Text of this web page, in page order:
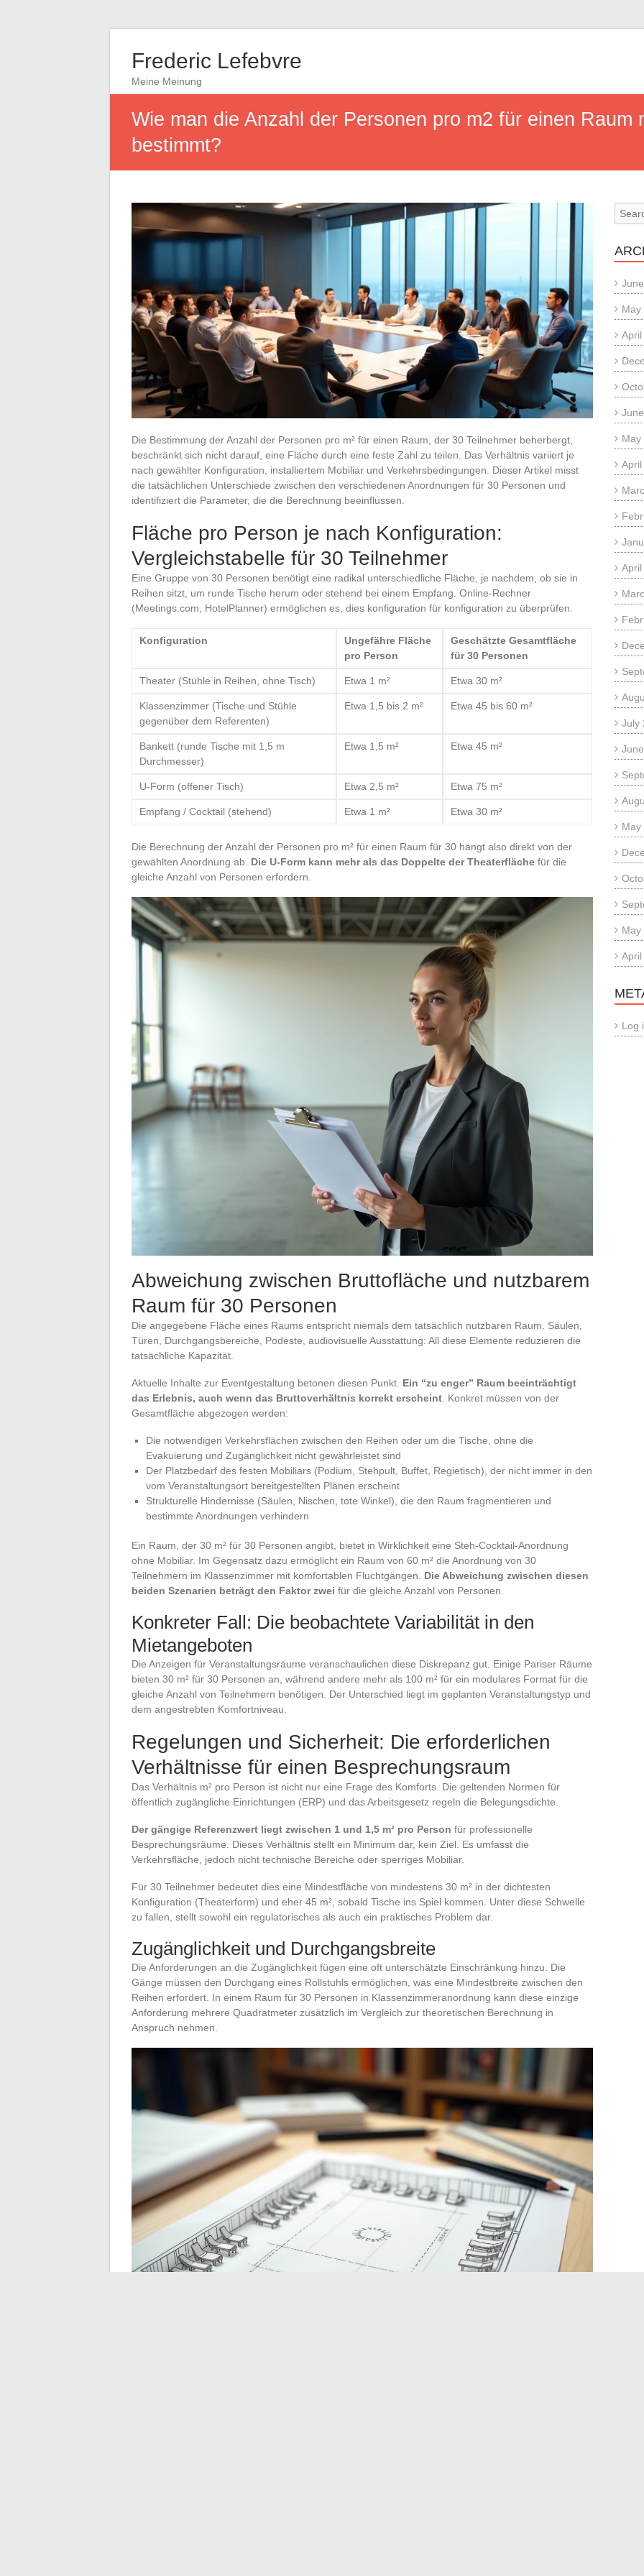
Frederic Lefebvre
Meine Meinung
Wie man die Anzahl der Personen pro m2 für einen Raum
bestimmt?
Die Bestimmung der Anzahl der Personen pro m² für einen Raum, der 30 Teilnehmer beherbergt,
beschränkt sich nicht darauf, eine Fläche durch eine feste Zahl zu teilen. Das Verhältnis variiert je
nach gewählter Konfiguration, installiertem Mobiliar und Verkehrsbedingungen. Dieser Artikel misst
die tatsächlichen Unterschiede zwischen den verschiedenen Anordnungen für 30 Personen und
identifiziert die Parameter, die die Berechnung beeinflussen.
Fläche pro Person je nach Konfiguration:
Vergleichstabelle für 30 Teilnehmer
Eine Gruppe von 30 Personen benötigt eine radikal unterschiedliche Fläche, je nachdem, ob sie in
Reihen sitzt, um runde Tische herum oder stehend bei einem Empfang. Online-Rechner
(Meetings.com, HotelPlanner) ermöglichen es, dies konfiguration für konfiguration zu überprüfen.
Konfiguration
Ungefähre Fläche
pro Person
Geschätzte Gesamtfläche
für 30 Personen
Theater (Stühle in Reihen, ohne Tisch) Etwa 1 m² Etwa 30 m²
Klassenzimmer (Tische und Stühle
gegenüber dem Referenten)
Etwa 1,5 bis 2 m² Etwa 45 bis 60 m²
Bankett (runde Tische mit 1,5 m
Durchmesser)
Etwa 1,5 m² Etwa 45 m²
U-Form (offener Tisch) Etwa 2,5 m² Etwa 75 m²
Empfang / Cocktail (stehend) Etwa 1 m² Etwa 30 m²
Die Berechnung der Anzahl der Personen pro m² für einen Raum für 30 hängt also direkt von der
gewählten Anordnung ab. Die U-Form kann mehr als das Doppelte der Theaterfläche für die
gleiche Anzahl von Personen erfordern.
Abweichung zwischen Bruttofläche und nutzbarem
Raum für 30 Personen
Die angegebene Fläche eines Raums entspricht niemals dem tatsächlich nutzbaren Raum. Säulen,
Türen, Durchgangsbereiche, Podeste, audiovisuelle Ausstattung: All diese Elemente reduzieren die
tatsächliche Kapazität.
Aktuelle Inhalte zur Eventgestaltung betonen diesen Punkt. Ein “zu enger” Raum beeinträchtigt
das Erlebnis, auch wenn das Bruttoverhältnis korrekt erscheint. Konkret müssen von der
Gesamtfläche abgezogen werden:
Die notwendigen Verkehrsflächen zwischen den Reihen oder um die Tische, ohne die
Evakuierung und Zugänglichkeit nicht gewährleistet sind
Der Platzbedarf des festen Mobiliars (Podium, Stehpult, Buffet, Regietisch), der nicht immer in den
vom Veranstaltungsort bereitgestellten Plänen erscheint
Strukturelle Hindernisse (Säulen, Nischen, tote Winkel), die den Raum fragmentieren und
bestimmte Anordnungen verhindern
Ein Raum, der 30 m² für 30 Personen angibt, bietet in Wirklichkeit eine Steh-Cocktail-Anordnung
ohne Mobiliar. Im Gegensatz dazu ermöglicht ein Raum von 60 m² die Anordnung von 30
Teilnehmern im Klassenzimmer mit komfortablen Fluchtgängen. Die Abweichung zwischen diesen
beiden Szenarien beträgt den Faktor zwei für die gleiche Anzahl von Personen.
Konkreter Fall: Die beobachtete Variabilität in den
Mietangeboten
Die Anzeigen für Veranstaltungsräume veranschaulichen diese Diskrepanz gut. Einige Pariser Räume
bieten 30 m² für 30 Personen an, während andere mehr als 100 m² für ein modulares Format für die
gleiche Anzahl von Teilnehmern benötigen. Der Unterschied liegt im geplanten Veranstaltungstyp und
dem angestrebten Komfortniveau.
Regelungen und Sicherheit: Die erforderlichen
Verhältnisse für einen Besprechungsraum
Das Verhältnis m² pro Person ist nicht nur eine Frage des Komforts. Die geltenden Normen für
öffentlich zugängliche Einrichtungen (ERP) und das Arbeitsgesetz regeln die Belegungsdichte.
Der gängige Referenzwert liegt zwischen 1 und 1,5 m² pro Person für professionelle
Besprechungsräume. Dieses Verhältnis stellt ein Minimum dar, kein Ziel. Es umfasst die
Verkehrsfläche, jedoch nicht technische Bereiche oder sperriges Mobiliar.
Für 30 Teilnehmer bedeutet dies eine Mindestfläche von mindestens 30 m² in der dichtesten
Konfiguration (Theaterform) und eher 45 m², sobald Tische ins Spiel kommen. Unter diese Schwelle
zu fallen, stellt sowohl ein regulatorisches als auch ein praktisches Problem dar.
Zugänglichkeit und Durchgangsbreite
Die Anforderungen an die Zugänglichkeit fügen eine oft unterschätzte Einschränkung hinzu. Die
Gänge müssen den Durchgang eines Rollstuhls ermöglichen, was eine Mindestbreite zwischen den
Reihen erfordert. In einem Raum für 30 Personen in Klassenzimmeranordnung kann diese einzige
Anforderung mehrere Quadratmeter zusätzlich im Vergleich zur theoretischen Berechnung in
Anspruch nehmen.
May
May
July
May
May
Log